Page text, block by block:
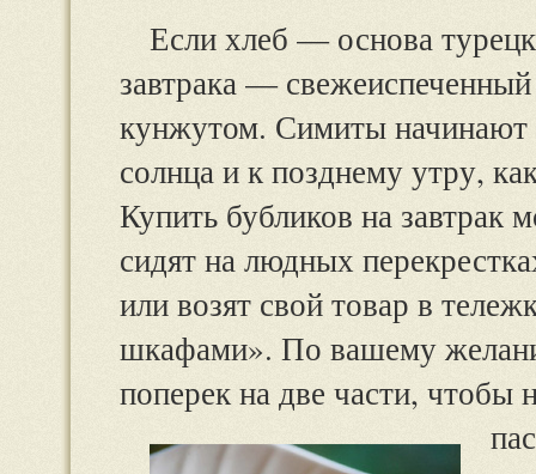
Если хлеб — основа
завтрака —
кунжутом. Симиты начинают
солнца и к позднему утру,
Купить бубликов на
сидят на людных
или возят свой товар в
шкафами». По вашему
поперек на две части, чтобы